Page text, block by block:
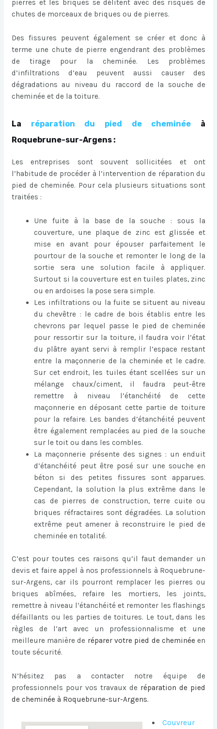
pierres et les briques se délitent avec des risques de
chutes de morceaux de briques ou de pierres.
Des fissures peuvent également se créer et donc à
terme une chute de pierre engendrant des problèmes
de tirage pour la cheminée. Les problèmes
d’infiltrations d’eau peuvent aussi causer des
dégradations au niveau du raccord de la souche de
cheminée et de la toiture.
La réparation du pied de cheminée à
Roquebrune-sur-Argens :
Les entreprises sont souvent sollicitées et ont
l’habitude de procéder à l’intervention de réparation du
pied de cheminée. Pour cela plusieurs situations sont
traitées :
Une fuite à la base de la souche : sous la
couverture, une plaque de zinc est glissée et
mise en avant pour épouser parfaitement le
pourtour de la souche et remonter le long de la
sortie sera une solution facile à appliquer.
Surtout si la couverture est en tuiles plates, zinc
ou en ardoises la pose sera simple.
Les infiltrations ou la fuite se situent au niveau
du chevêtre : le cadre de bois établis entre les
chevrons par lequel passe le pied de cheminée
pour ressortir sur la toiture, il faudra voir l’état
du plâtre ayant servi à remplir l’espace restant
entre la maçonnerie de la cheminée et le cadre.
Sur cet endroit, les tuiles étant scellées sur un
mélange chaux/ciment, il faudra peut-être
remettre à niveau l’étanchéité de cette
maçonnerie en déposant cette partie de toiture
pour la refaire. Les bandes d’étanchéité peuvent
être également remplacées au pied de la souche
sur le toit ou dans les combles.
La maçonnerie présente des signes : un enduit
d’étanchéité peut être posé sur une souche en
béton si des petites fissures sont apparues.
Cependant, la solution la plus extrême dans le
cas de pierres de construction, terre cuite ou
briques réfractaires sont dégradées. La solution
extrême peut amener à reconstruire le pied de
cheminée en totalité.
C’est pour toutes ces raisons qu’il faut demander un
devis et faire appel à nos professionnels à Roquebrune-
sur-Argens, car ils pourront remplacer les pierres ou
briques abîmées, refaire les mortiers, les joints,
remettre à niveau l’étanchéité et remonter les flashings
défaillants ou les parties de toitures. Le tout, dans les
règles de l’art avec un professionnalisme et une
meilleure manière de réparer votre pied de cheminéeen
toute sécurité.
N’hésitez pas a contacter notre équipe de
professionnels pour vos travaux de réparation de pied
de cheminée à Roquebrune-sur-Argens.
Couvreur